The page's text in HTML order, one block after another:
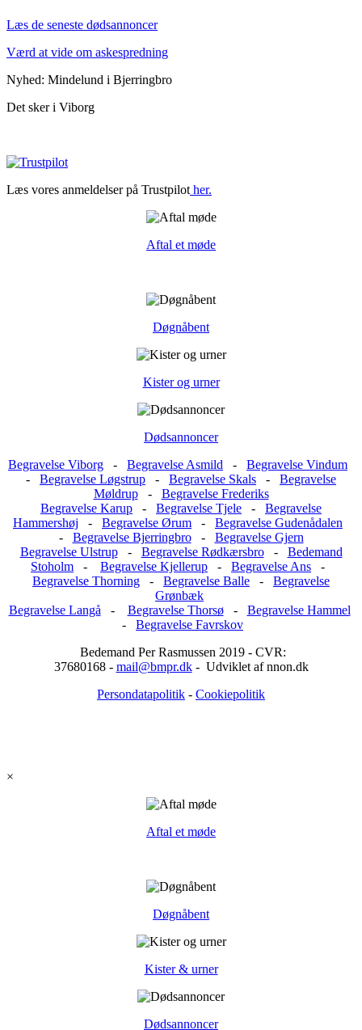
Læs de seneste dødsannoncer
Værd at vide om askespredning
Nyhed: Mindelund i Bjerringbro
Det sker i Viborg
Læs vores anmeldelser på Trustpilot her.
Aftal et møde
Døgnåbent
Kister og urner
Dødsannoncer
Begravelse Viborg - Begravelse Asmild - Begravelse Vindum
- Begravelse Løgstrup - Begravelse Skals - Begravelse
Møldrup- Begravelse Frederiks
Begravelse Karup - Begravelse Tjele - Begravelse
Hammershøj - Begravelse Ørum - Begravelse Gudenådalen
- Begravelse Bjerringbro- Begravelse Gjern
Begravelse Ulstrup- Begravelse Rødkærsbro- Bedemand
Stoholm - Begravelse Kjellerup - Begravelse Ans -
Begravelse Thorning - Begravelse Balle - Begravelse
Grønbæk
Begravelse Langå - Begravelse Thorsø- Begravelse Hammel
- Begravelse Favrskov
Bedemand Per Rasmussen 2019 - CVR:
37680168 - mail@bmpr.dk- Udviklet af nnon.dk
Persondatapolitik - Cookiepolitik
×
Aftal et møde
Døgnåbent
Kister & urner
Dødsannoncer